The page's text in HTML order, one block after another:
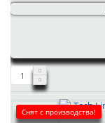
Снят с производства!